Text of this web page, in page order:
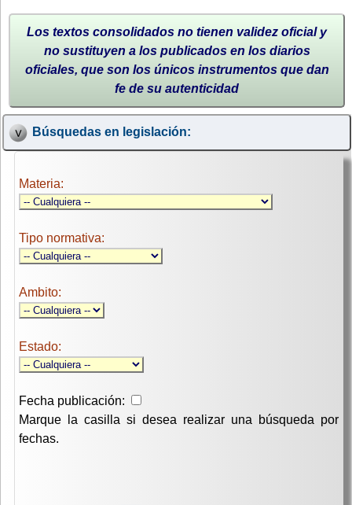
Los textos consolidados no tienen validez oficial y
no sustituyen a los publicados en los diarios
oficiales, que son los únicos instrumentos que dan
fe de su autenticidad
Búsquedas en legislación:
Materia:
Tipo normativa:
Ambito:
Estado:
Fecha publicación:
Marque la casilla si desea realizar una búsqueda por
fechas.